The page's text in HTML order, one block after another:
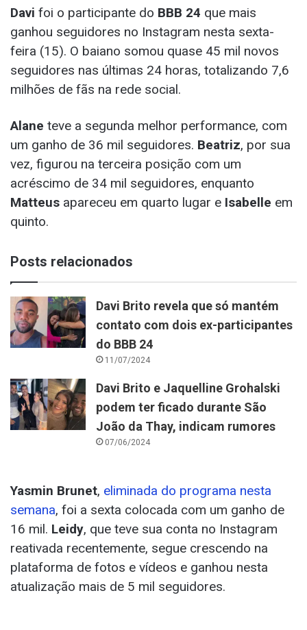
Davi foi o participante do BBB 24 que mais
ganhou seguidores no Instagram nesta sexta-
feira (15). O baiano somou quase 45 mil novos
seguidores nas últimas 24 horas, totalizando 7,6
milhões de fãs na rede social.
Alane teve a segunda melhor performance, com
um ganho de 36 mil seguidores. Beatriz, por sua
vez, figurou na terceira posição com um
acréscimo de 34 mil seguidores, enquanto
Matteus apareceu em quarto lugar e Isabelle em
quinto.
Posts relacionados
Davi Brito revela que só mantém
contato com dois ex-participantes
do BBB 24
11/07/2024
Davi Brito e Jaquelline Grohalski
podem ter ficado durante São
João da Thay, indicam rumores
07/06/2024
Yasmin Brunet, eliminada do programa nesta
semana, foi a sexta colocada com um ganho de
16 mil. Leidy, que teve sua conta no Instagram
reativada recentemente, segue crescendo na
plataforma de fotos e vídeos e ganhou nesta
atualização mais de 5 mil seguidores.